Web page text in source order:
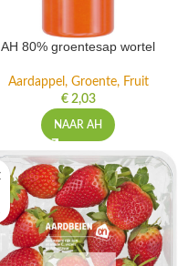
AH 80% groentesap wortel
Aardappel, Groente, Fruit
€2,03
NAAR AH